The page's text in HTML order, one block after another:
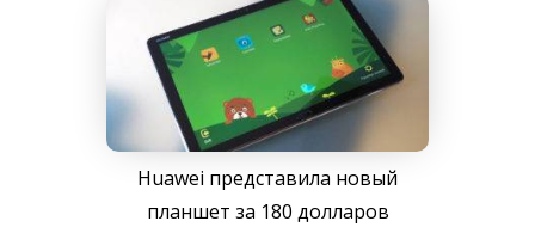
Huawei представила новый
планшет за 180 долларов